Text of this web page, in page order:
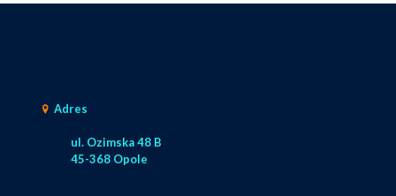
Adres
ul. Ozimska 48 B
45-368 Opole